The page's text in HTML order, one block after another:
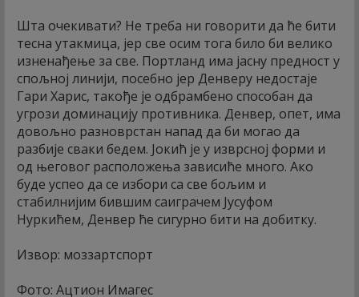
Шта очекивати? Не треба ни говорити да ће бити
тесна утакмица, јер све осим тога било би велико
изненађење за све. Портланд има јасну предност у
спољној линији, посебно јер Денверу недостаје
Гари Харис, такође је одбрамбено способан да
угрози доминацију противника. Денвер, опет, има
довољно разноврстан напад да би могао да
разбије сваки бедем. Јокић је у изврсној форми и
од његовог расположења зависиће много. Ако
буде успео да се избори са све бољим и
стабилнијим бившим саиграчем Јусуфом
Нуркићем, Денвер ће сигурно бити на добитку.
Извор: моззартспорт
Фото: Ацтион Имагес